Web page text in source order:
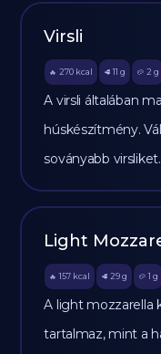
Virsli
🔥 270 kcal 🥩 11 g 🥔 2 g
A virsli általában
húskészítmény.
soványabb virsliket.
Light
🔥 157 kcal 🥩 29 g 🥔 1 g
A light mozzarella
tartalmaz, mint a